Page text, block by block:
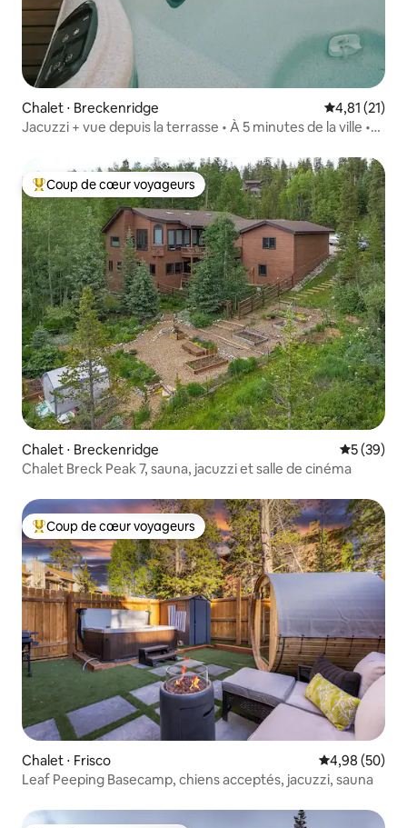
Chalet ⋅ Breckenridge Évaluation
4,81 (21)
Jacuzzi + vue depuis la terrasse • À 5 minutes de la ville •
Coups de cœur voyageurs les plus appréciés
Coup de cœur voyageurs
Chalet ⋅ Breckenridge
5 (39)
Chalet Breck Peak 7, sauna, jacuzzi et salle de cinéma
Coups de cœur voyageurs les plus appréciés
Coup de cœur voyageurs
Chalet ⋅ Frisco Évaluation
4,98 (50)
Leaf Peeping Basecamp, chiens acceptés, jacuzzi, sauna